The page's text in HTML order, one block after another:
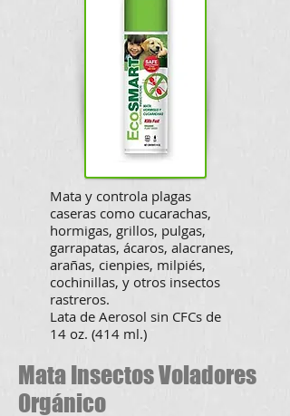
Mata y controla plagas
caseras como cucarachas,
hormigas, grillos, pulgas,
garrapatas, ácaros, alacranes,
arañas, cienpies, milpiés,
cochinillas, y otros insectos
rastreros.
Lata de Aerosol sin CFCs de
14 oz. (414 ml.)
Mata Insectos Voladores
Orgánico